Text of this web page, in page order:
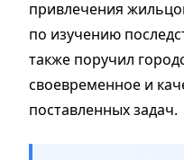
привлечения
по изучению
также поручил
своевременное и
поставленных задач.